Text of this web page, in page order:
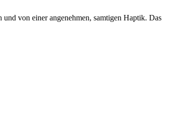
von einer angenehmen, samtigen Haptik. Das